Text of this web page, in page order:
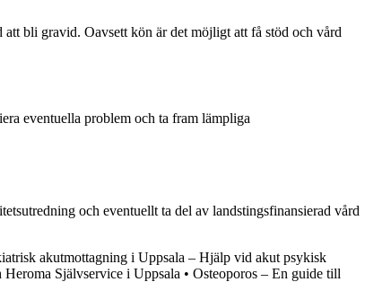
bli gravid. Oavsett kön är det möjligt att få stöd och vård
eventuella problem och ta fram lämpliga
och eventuellt ta del av landstingsfinansierad vård
akutmottagning i Uppsala – Hjälp vid akut psykisk
Självservice i Uppsala • Osteoporos – En guide till